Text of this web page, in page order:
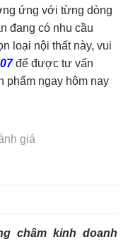
ứng với từng dòng
đang có nhu cầu
loại nội thất này, vui
để được tư vấn
phẩm ngay hôm nay
giá
châm kinh doanh